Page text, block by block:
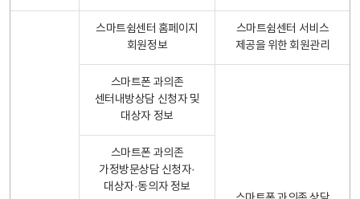
스마트쉼센터 홈페이지
회원정보
스마트쉼센터 서비스
제공을 위한 회원관리
스마트폰 과의존
센터내방상담 신청자 및
대상자 정보
스마트폰 과의존
가정방문상담 신청자·
대상자·동의자 정보